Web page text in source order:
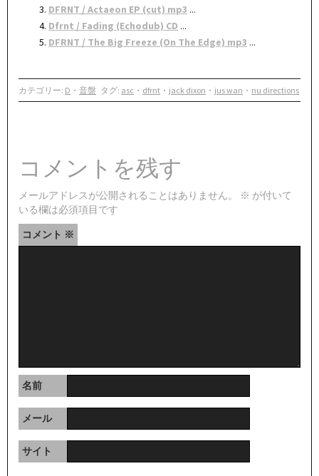
DFRNT / Actaeon EP (cut) mp3 ...
Dfrnt / Fading (Echodub) CD ...
DFRNT / The Big Freeze (On The Edge) mp3 ...
カテゴリー: D ・ 音盤 タグ: asc ・ dfrnt ・ jack dixon ・ jus wan ・ nu directions
コメントを残す
メールアドレスが公開されることはありません。 ※ が付いて
いる欄は必須項目です
コメント ※
名前
メール
サイト